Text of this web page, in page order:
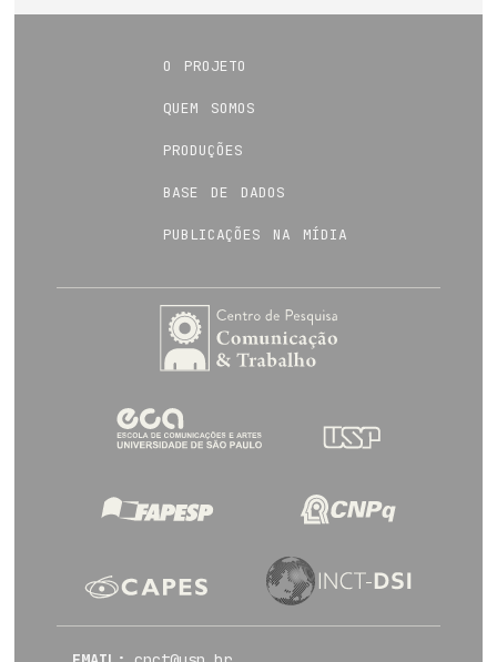
o projeto
quem somos
produções
base de dados
publicações na mídia